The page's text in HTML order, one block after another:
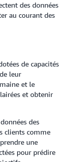
des données
au courant des
de capacités
leur
et le
et obtenir
des
clients comme
une
pour prédire